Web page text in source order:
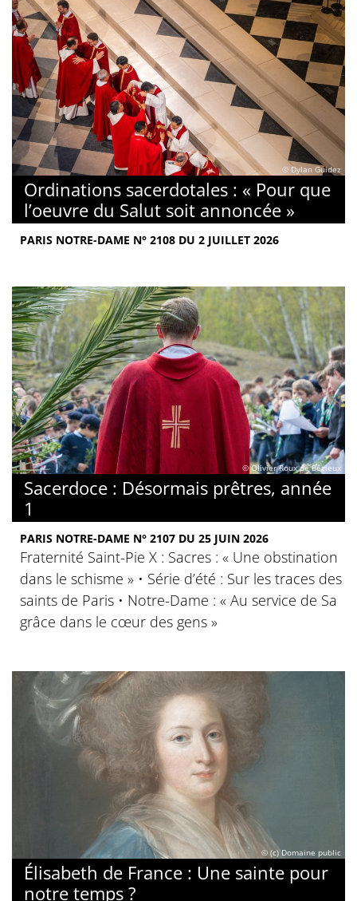
© Dylan Guidez
Ordinations sacerdotales : « Pour que
l’oeuvre du Salut soit annoncée »
PARIS NOTRE-DAME N° 2108 DU 2 JUILLET 2026
© Olivier Roux de Bézieux
Sacerdoce : Désormais prêtres, année
1
PARIS NOTRE-DAME N° 2107 DU 25 JUIN 2026
Fraternité Saint-Pie X : Sacres : « Une obstination
dans le schisme » • Série d’été : Sur les traces des
saints de Paris • Notre-Dame : « Au service de Sa
grâce dans le cœur des gens »
© (c) Domaine public
Élisabeth de France : Une sainte pour
notre temps ?